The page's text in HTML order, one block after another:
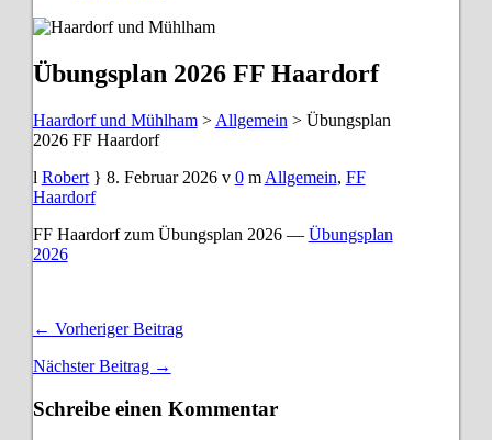
Übungsplan 2026 FF Haardorf
Haardorf und Mühlham> Allgemein > Übungsplan
2026 FF Haardorf
Robert
8. Februar 2026 0 Allgemein, FF
Haardorf
FF Haardorf zum Übungsplan 2026 — Übungsplan
2026
← Vorheriger Beitrag
Nächster Beitrag →
Schreibe einen Kommentar